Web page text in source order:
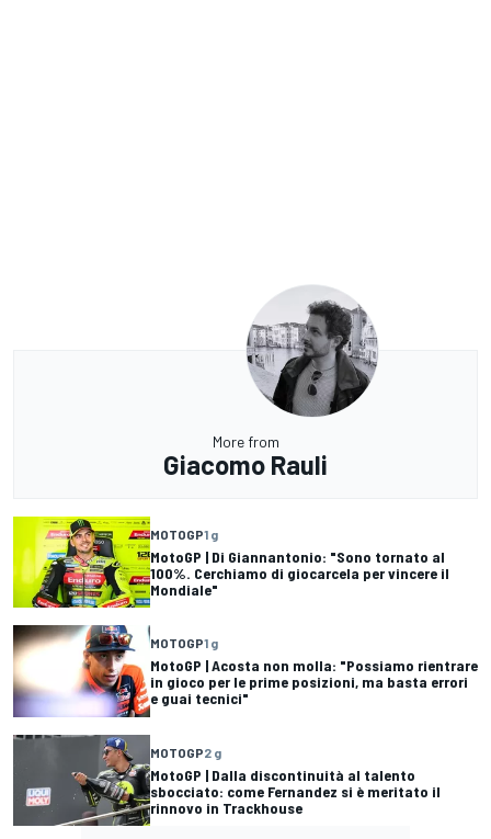
More from
Giacomo Rauli
MOTOGP1 g
MotoGP | Di Giannantonio: "Sono tornato al
100%. Cerchiamo di giocarcela per vincere il
Mondiale"
MOTOGP1 g
MotoGP | Acosta non molla: "Possiamo rientrare
in gioco per le prime posizioni, ma basta errori
e guai tecnici"
MOTOGP2 g
MotoGP | Dalla discontinuità al talento
sbocciato: come Fernandez si è meritato il
rinnovo in Trackhouse